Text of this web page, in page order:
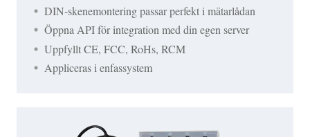
DIN-skenemontering passar perfekt i mätarlådan
Öppna API för integration med din egen server
Uppfyllt CE, FCC, RoHs, RCM
Appliceras i enfassystem